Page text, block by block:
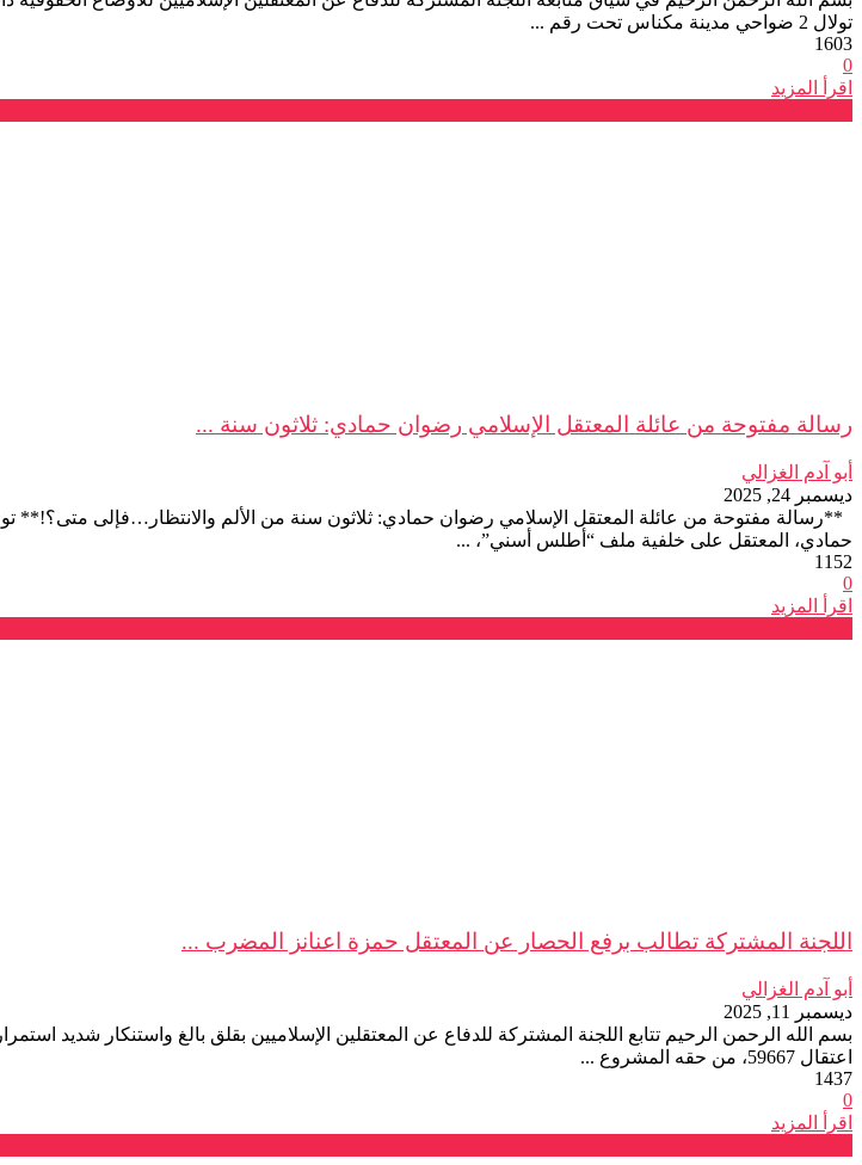
تولال 2 ضواحي مدينة مكناس تحت رقم ...
1603
0
اقرأ المزيد
رسالة مفتوحة من عائلة المعتقل الإسلامي رضوان حمادي: ثلاثون سنة ...
أبو آدم الغزالي
ديسمبر 24, 2025
**رسالة مفتوحة من عائلة المعتقل الإسلامي رضوان حمادي: ثلاثون سنة من الألم والانتظار…فإلى متى؟!**
حمادي، المعتقل على خلفية ملف “أطلس أسني”، ...
1152
0
اقرأ المزيد
اللجنة المشتركة تطالب برفع الحصار عن المعتقل حمزة اعنانز المضرب ...
أبو آدم الغزالي
ديسمبر 11, 2025
اعتقال 59667، من حقه المشروع ...
1437
0
اقرأ المزيد